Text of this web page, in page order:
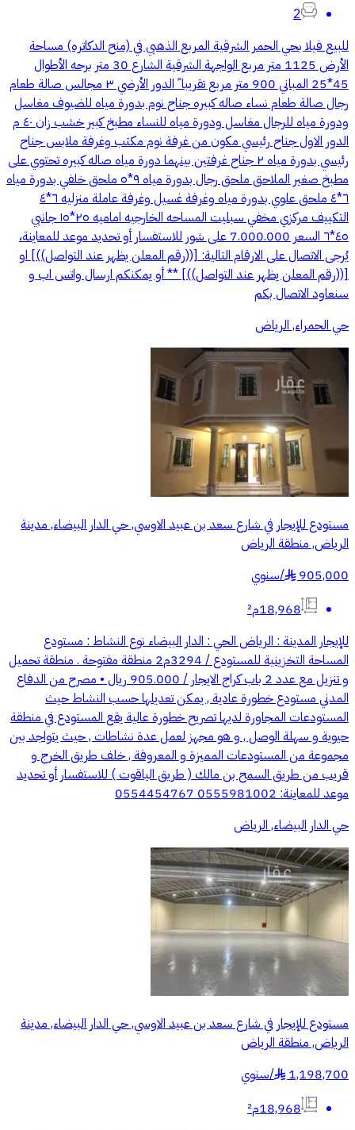
2
للبيع فيلا بحي الحمر الشرقية المربع الذهبي في (منح الدكاتره) مساحة
الأرض 1125 متر مربع ‏الواجهة الشرقية ‏الشارع 30 متر برحه الأطوال
45*25 المباني 900 متر مربع تقريبا ً الدور الأرضي ٣ مجالس صالة طعام
رجال صالة طعام نساء صاله كبيره جناح نوم بدورة مياه للضيوف مغاسل
ودورة مياه للرجال مغاسل ودورة مياه للنساء مطبخ كبير خشب زان ٤٠ م
الدور الاول جناح رئيسي مكون من غرفة نوم مكتب وغرفة ملابس جناح
رئيسي بدورة مياه ٢ جناح غرفتين بينهما دورة مياه صاله كبيره تحتوي على
مطبخ صغير الملاحق ملحق رجال بدورة مياه ٩*٥ ملحق خلفي بدورة مياه
٦*٤ ملحق علوي بدورة مياه وغرفة غسيل وغرفة عاملة منزليه ٦*٤
التكييف مركزي مخفي سبليت المساحه الخارجيه اماميه ٢٥*١٥ جانبي
٤٥*٦ السعر 7.000.000 على شور للاستفسار أو تحديد موعد للمعاينة،
يُرجى الاتصال على الارقام التالية: [((رقم المعلن يظهر عند التواصل))] او
[((رقم المعلن يظهر عند التواصل))] ** أو يمكنكم ارسال واتس اب و
سنعاود الاتصال بكم
حي الحمراء, الرياض
مستودع للإيجار في شارع سعد بن عبيد الاوسي, حي الدار البيضاء, مدينة
الرياض, منطقة الرياض
905,000
§
/سنوي
18,968م²
للإيجار المدينة : الرياض الحي : الدار البيضاء نوع النشاط : مستودع
المساحة التخزينية للمستودع / 3294م2 منطقة مفتوحة . منطقة تحميل
و تنزيل مع عدد 2 باب كراج الايجار / 905.000 ريال • مصرح من الدفاع
المدني مستودع خطورة عادية , يمكن تعديلها حسب النشاط حيث
المستودعات المجاورة لديها تصريح خطورة عالية يقع المستودع في منطقة
حيوية و سهلة الوصل , و هو مجهز لعمل عدة نشاطات , حيث يتواجد بين
مجموعة من المستودعات المميزة و المعروفة , خلف طريق الخرج و
قريب من طريق السمح بن مالك ( طريق الياقوت ) للاستفسار أو تحديد
موعد للمعاينة: 0555981002 0554454767
حي الدار البيضاء, الرياض
مستودع للإيجار في شارع سعد بن عبيد الاوسي, حي الدار البيضاء, مدينة
الرياض, منطقة الرياض
1,198,700
§
/سنوي
18,968م²